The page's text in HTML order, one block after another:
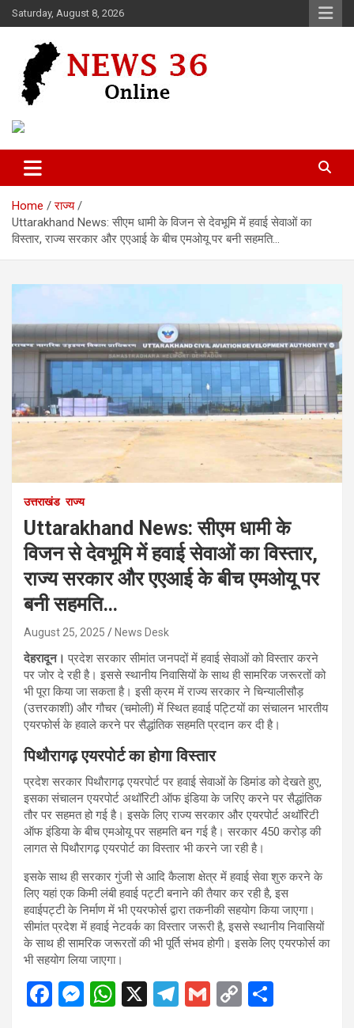
Skip
to
Saturday, August 8, 2026
News 36
Home
राज्य
Uttarakhand News: सीएम धामी के विजन से देवभूमि में हवाई सेवाओं का
विस्तार, राज्य सरकार और एएआई के बीच एमओयू पर बनी सहमति…
उत्तराखंड राज्य
Uttarakhand News: सीएम धामी के
विजन से देवभूमि में हवाई सेवाओं का विस्तार,
राज्य सरकार और एएआई के बीच एमओयू पर
बनी सहमति…
August 25, 2025 News Desk
देहरादून। प्रदेश सरकार सीमांत जनपदों में हवाई सेवाओं को विस्तार करने
पर जोर दे रही है। इससे स्थानीय निवासियों के साथ ही सामरिक जरूरतों को
भी पूरा किया जा सकता है। इसी क्रम में राज्य सरकार ने चिन्यालीसौड़
(उत्तरकाशी) और गौचर (चमोली) में स्थित हवाई पट्टियों का संचालन भारतीय
एयरफोर्स के हवाले करने पर सैद्धांतिक सहमति प्रदान कर दी है।
पिथौरागढ़ एयरपोर्ट का होगा विस्तार
प्रदेश सरकार पिथौरागढ़ एयरपोर्ट पर हवाई सेवाओं के डिमांड को देखते हुए,
इसका संचालन एयरपोर्ट अथॉरिटी ऑफ इंडिया के जरिए करने पर सैद्धांतिक
तौर पर सहमत हो गई है। इसके लिए राज्य सरकार और एयरपोर्ट अथॉरिटी
ऑफ इंडिया के बीच एमओयू पर सहमति बन गई है। सरकार 450 करोड़ की
लागत से पिथौरागढ़ एयरपोर्ट का विस्तार भी करने जा रही है।
इसके साथ ही सरकार गुंजी से आदि कैलाश क्षेत्र में हवाई सेवा शुरु करने के
लिए यहां एक किमी लंबी हवाई पट्टी बनाने की तैयार कर रही है, इस
हवाईपट्टी के निर्माण में भी एयरफोर्स द्वारा तकनीकी सहयोग किया जाएगा।
सीमांत प्रदेश में हवाई नेटवर्क का विस्तार जरूरी है, इससे स्थानीय निवासियों
के साथ ही सामरिक जरूरतों की भी पूर्ति संभव होगी। इसके लिए एयरफोर्स का
भी सहयोग लिया जाएगा।
F
M W X
T
G
C